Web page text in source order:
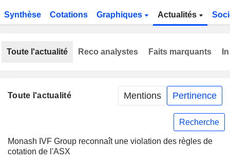
Synthèse Cotations Graphiques Actualités
Toute l'actualité Mentions Pertinence
Recherche
Monash IVF Group reconnaît une violation des règles de
cotation de l'ASX
Toute l'actualité Reco analystes Faits marquants